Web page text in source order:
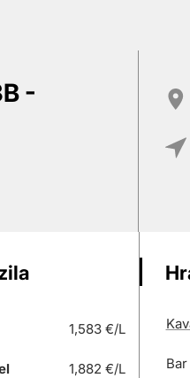
-
1,583 €/L
1,882 €/L Bar